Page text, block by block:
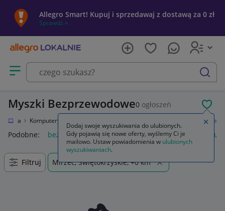
Allegro Smart! Kupuj i sprzedawaj z dostawą za 0 zł
Sprawdź »
Otwórz menu z kategoriami
szukaj
Myszki Bezprzewodowe0 ogłoszeń
Komputery Bezprzewodowe
Podobne: bezprzewodowe słuchawki bezprzewodowe
Filtruj Mirzec, Świętokrzyskie, +0 km
Dodaj swoje wyszukiwania do ulubionych.
Gdy pojawią się nowe oferty, wyślemy Ci je
mailowo. Ustaw powiadomienia w ulubionych
wyszukiwaniach.